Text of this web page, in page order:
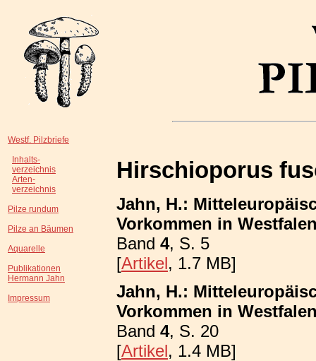
Westf. Pilzbriefe
Inhalts-
verzeichnis
Arten-
verzeichnis
Pilze rundum
Pilze an Bäumen
Aquarelle
Publikationen
Hermann Jahn
Impressum
Hirschioporus
Jahn, H.:
Vorkommen in
Band 4, S. 5
[Artikel, 1.7 MB]
Jahn, H.:
Vorkommen in
Band 4, S. 20
[Artikel, 1.4 MB]